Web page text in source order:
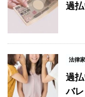
過
法律
過
バ